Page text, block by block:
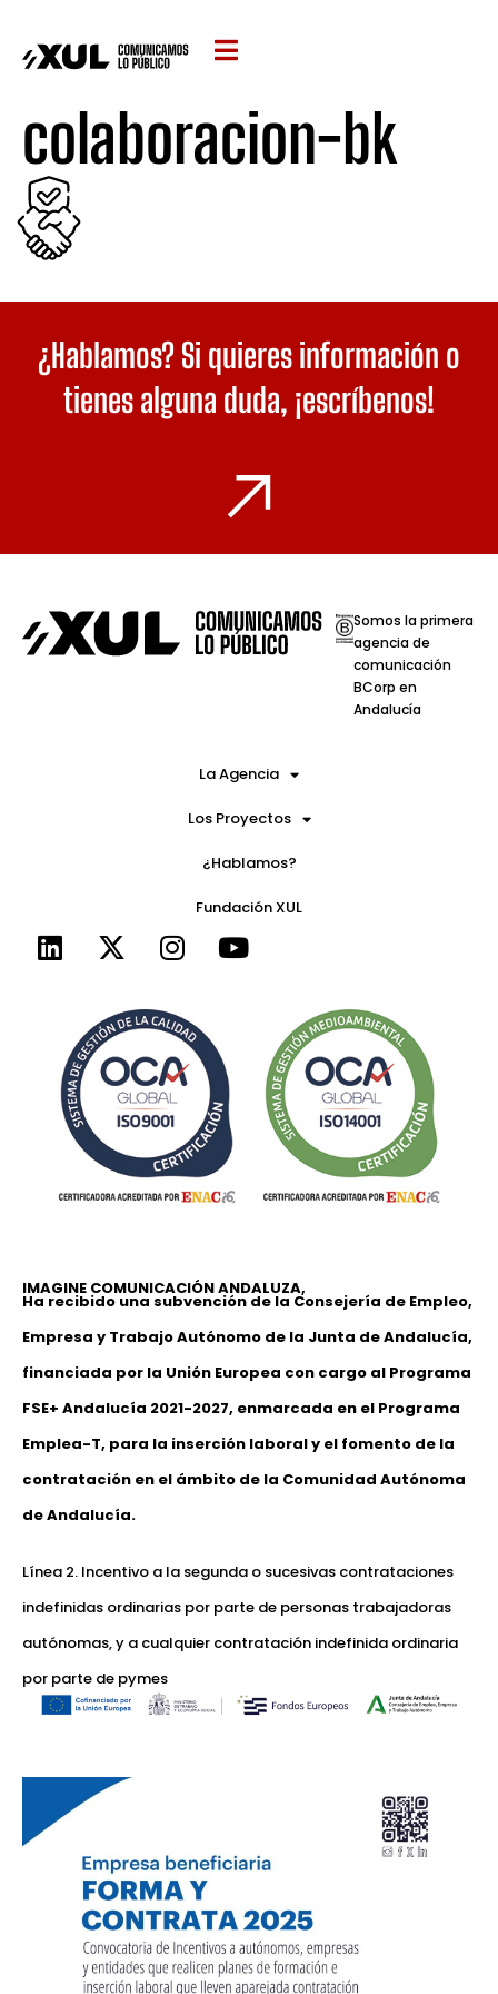
colaboracion-bk
¿Hablamos? Si quieres información o
tienes alguna duda, ¡escríbenos!
Somos la primera
agencia de
comunicación
BCorp en
Andalucía
La Agencia
Los Proyectos
¿Hablamos?
Fundación XUL
IMAGINE COMUNICACIÓN ANDALUZA,
Ha recibido una subvención de la Consejería de Empleo,
Empresa y Trabajo Autónomo de la Junta de Andalucía,
financiada por la Unión Europea con cargo al Programa
FSE+ Andalucía 2021-2027, enmarcada en el Programa
Emplea-T, para la inserción laboral y el fomento de la
contratación en el ámbito de la Comunidad Autónoma
de Andalucía.
Línea 2. Incentivo a la segunda o sucesivas contrataciones
indefinidas ordinarias por parte de personas trabajadoras
autónomas, y a cualquier contratación indefinida ordinaria
por parte de pymes